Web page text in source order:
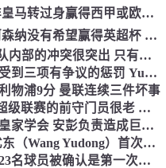
有奇迹吗？西班牙媒体：除非皇马转过身赢得西甲或欧洲冠军
放弃联赛并赶到冠军联赛？阿森纳没有希望赢得英超杯 赢得欧洲冠军的可能性
Choi Kang-Hee失去了控制 团队内部的冲突很突出 只有一个人可以从水火中拯救崔孔
实时广播：Shenhua vs Yukun受到三项有争议的惩罚 Yukun将向中国足球联合会提出投诉
物浦9分 曼联连续三件坏事
3场比赛中两个低级错误 中国超级联赛的前守门员很老 是时候让位了 最好的继任者出现
皇家马德里令人兴奋地消除了皇家学会 安彭负责造成巨大的灾难！
国家橄榄球队23人名单：王·尤东（Wang Yudong）首次被选为第11名 塞吉尼奥（Serginho）在名单上
大新闻！中国国家橄榄球队的23名球员被确认是第一次进入阵容